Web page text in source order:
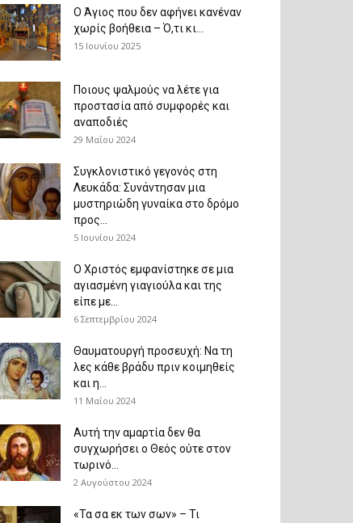
Ο Άγιος που δεν αφήνει κανέναν
χωρίς βοήθεια – Ό,τι κι...
15 Ιουνίου 2025
Ποιους ψαλμούς να λέτε για
προστασία από συμφορές και
αναποδιές
29 Μαΐου 2024
Συγκλονιστικό γεγονός στη
Λευκάδα: Συνάντησαν μια
μυστηριώδη γυναίκα στο δρόμο
προς...
5 Ιουνίου 2024
Ο Χριστός εμφανίστηκε σε μια
αγιασμένη γιαγιούλα και της
είπε με...
6 Σεπτεμβρίου 2024
Θαυματουργή προσευχή: Να τη
λες κάθε βράδυ πριν κοιμηθείς
και η...
11 Μαΐου 2024
Αυτή την αμαρτία δεν θα
συγχωρήσει ο Θεός ούτε στον
τωρινό...
2 Αυγούστου 2024
«Τα σα εκ των σων» – Τι